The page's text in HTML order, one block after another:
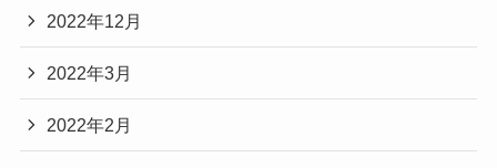
2022年12月
2022年3月
2022年2月